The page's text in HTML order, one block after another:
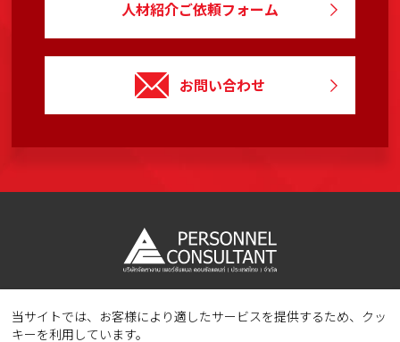
人材紹介ご依頼フォーム
お問い合わせ
Copyright © 2023 PERSONNEL CONSULTANT MANPOWER.
当サイトでは、お客様により適したサービスを提供するため、クッ
キーを利用しています。